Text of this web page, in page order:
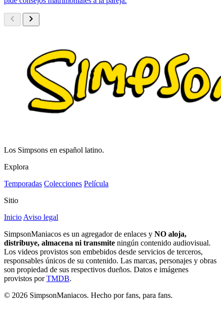
Los Simpsons en español latino.
Explora
Temporadas Colecciones Película
Sitio
Inicio Aviso legal
SimpsonManiacos es un agregador de enlaces y NO aloja,
distribuye, almacena ni transmite ningún contenido audiovisual.
Los videos provistos son embebidos desde servicios de terceros,
responsables únicos de su contenido. Las marcas, personajes y obras
son propiedad de sus respectivos dueños. Datos e imágenes
provistos porTMDB.
© 2026 SimpsonManiacos. Hecho por fans, para fans.